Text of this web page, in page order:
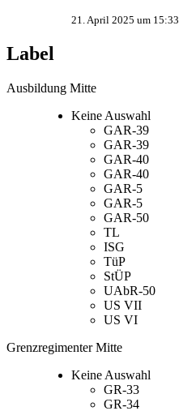
21. April 2025 um 15:33
Label
Ausbildung Mitte
Keine Auswahl
GAR-39
GAR-39
GAR-40
GAR-40
GAR-5
GAR-5
GAR-50
TL
ISG
TüP
StÜP
UAbR-50
US VII
US VI
Grenzregimenter Mitte
Keine Auswahl
GR-33
GR-34